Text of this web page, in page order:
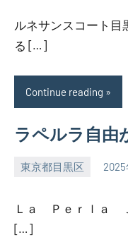
ルネサンスコート目
る […]
Continue reading
ラペルラ自由
東京都目黒区 2025
SEZIMO
Ｌａ Ｐｅｒｌａ
[…]